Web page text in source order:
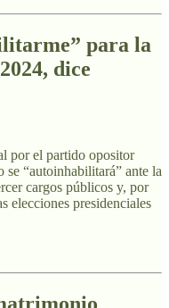
para la
dice
por el partido opositor
“autoinhabilitará” ante la
cargos públicos y, por
elecciones presidenciales